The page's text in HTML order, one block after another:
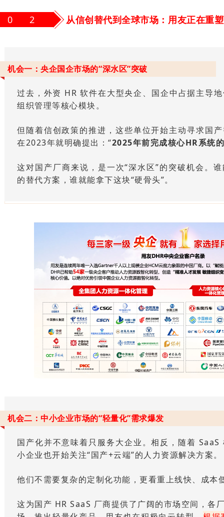
0 2 从信创替代到全球市场：用友正在重
机会一：央企国企市场的“深水区”突破
过去，外资 HR 软件在大型央企、国企中占据主导
组织管理等核心模块。
但随着信创政策的推进，这些单位开始主动寻求国
在2023年就明确提出： “2025年前完成核心HR系统
这对国产厂商来说，是一次“深水区”的突破机会。
的替代方案，谁就能拿下这块“硬骨头”。
机会二：中小企业市场的“轻量化”需求爆发
国产化并不意味着只服务大企业。相反，随着
小企业也开始关注“国产+云端”的人力资源解决方案。
他们不需要复杂的定制化功能，更看重上线快、成本
这为国产 HR SaaS 厂商提供了广阔的市场空间，各